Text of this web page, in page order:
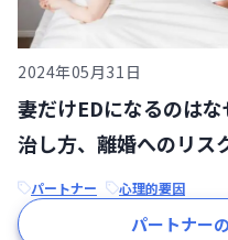
2024年05月31日
妻だけEDになるのは
治し方、離婚へのリス
パートナー 心理的要因
パートナー